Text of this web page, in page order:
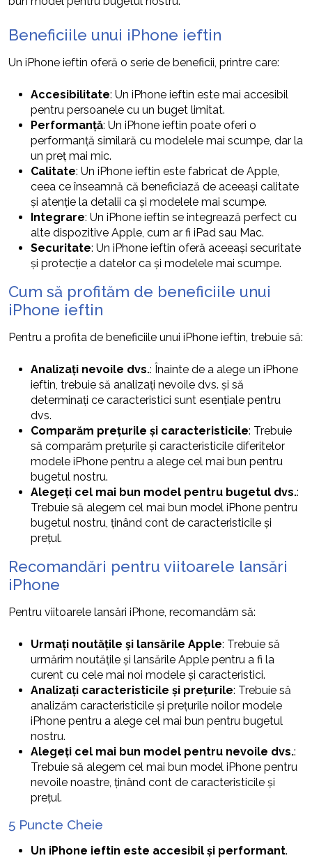
Beneficiile unui iPhone ieftin
Un iPhone ieftin oferă o serie de beneficii, printre care:
Accesibilitate: Un iPhone ieftin este mai accesibil
pentru persoanele cu un buget limitat.
Performanță: Un iPhone ieftin poate oferi o
performanță similară cu modelele mai scumpe, dar la
un preț mai mic.
Calitate: Un iPhone ieftin este fabricat de Apple,
ceea ce înseamnă că beneficiază de aceeași calitate
și atenție la detalii ca și modelele mai scumpe.
Integrare: Un iPhone ieftin se integrează perfect cu
alte dispozitive Apple, cum ar fi iPad sau Mac.
Securitate: Un iPhone ieftin oferă aceeași securitate
și protecție a datelor ca și modelele mai scumpe.
Cum să profităm de beneficiile unui
iPhone ieftin
Pentru a profita de beneficiile unui iPhone ieftin, trebuie să:
Analizați nevoile dvs.: Înainte de a alege un iPhone
ieftin, trebuie să analizați nevoile dvs. și să
determinați ce caracteristici sunt esențiale pentru
dvs.
Comparăm prețurile și caracteristicile: Trebuie
să comparăm prețurile și caracteristicile diferitelor
modele iPhone pentru a alege cel mai bun pentru
bugetul nostru.
Alegeți cel mai bun model pentru bugetul dvs.:
Trebuie să alegem cel mai bun model iPhone pentru
bugetul nostru, ținând cont de caracteristicile și
prețul.
Recomandări pentru viitoarele lansări
iPhone
Pentru viitoarele lansări iPhone, recomandăm să:
Urmați noutățile și lansările Apple: Trebuie să
urmărim noutățile și lansările Apple pentru a fi la
curent cu cele mai noi modele și caracteristici.
Analizați caracteristicile și prețurile: Trebuie să
analizăm caracteristicile și prețurile noilor modele
iPhone pentru a alege cel mai bun pentru bugetul
nostru.
Alegeți cel mai bun model pentru nevoile dvs.:
Trebuie să alegem cel mai bun model iPhone pentru
nevoile noastre, ținând cont de caracteristicile și
prețul.
5 Puncte Cheie
Un iPhone ieftin este accesibil și performant.